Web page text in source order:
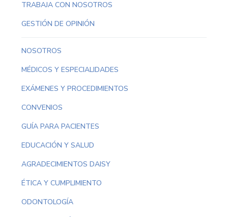
TRABAJA CON NOSOTROS
GESTIÓN DE OPINIÓN
NOSOTROS
MÉDICOS Y ESPECIALIDADES
EXÁMENES Y PROCEDIMIENTOS
CONVENIOS
GUÍA PARA PACIENTES
EDUCACIÓN Y SALUD
AGRADECIMIENTOS DAISY
ÉTICA Y CUMPLIMIENTO
ODONTOLOGÍA